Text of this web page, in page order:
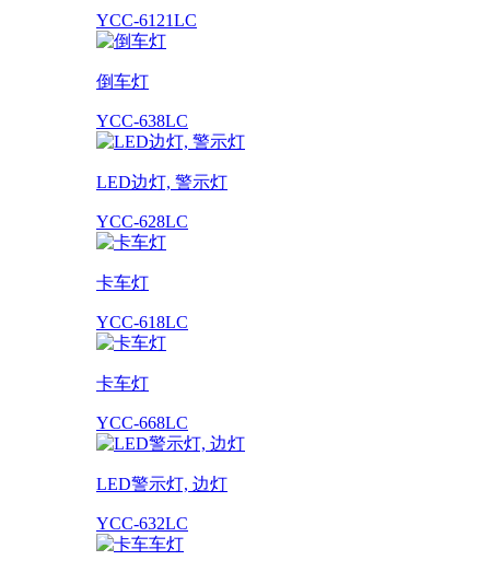
YCC-6121LC
倒车灯
YCC-638LC
LED边灯, 警示灯
YCC-628LC
卡车灯
YCC-618LC
卡车灯
YCC-668LC
LED警示灯, 边灯
YCC-632LC